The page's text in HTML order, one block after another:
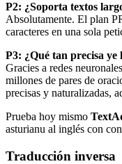
P2: ¿Soporta textos
Absolutamente. El plan
caracteres en una sola
P3: ¿Qué tan precisa ye
Gracies a redes
millones de pares de
precisas y naturalizadas,
Prueba hoy mismo
asturianu al inglés con
Traducción inversa